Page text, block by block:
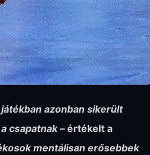
azonban sikerült
csapatnak– értékelt a
mentálisan erősebbek